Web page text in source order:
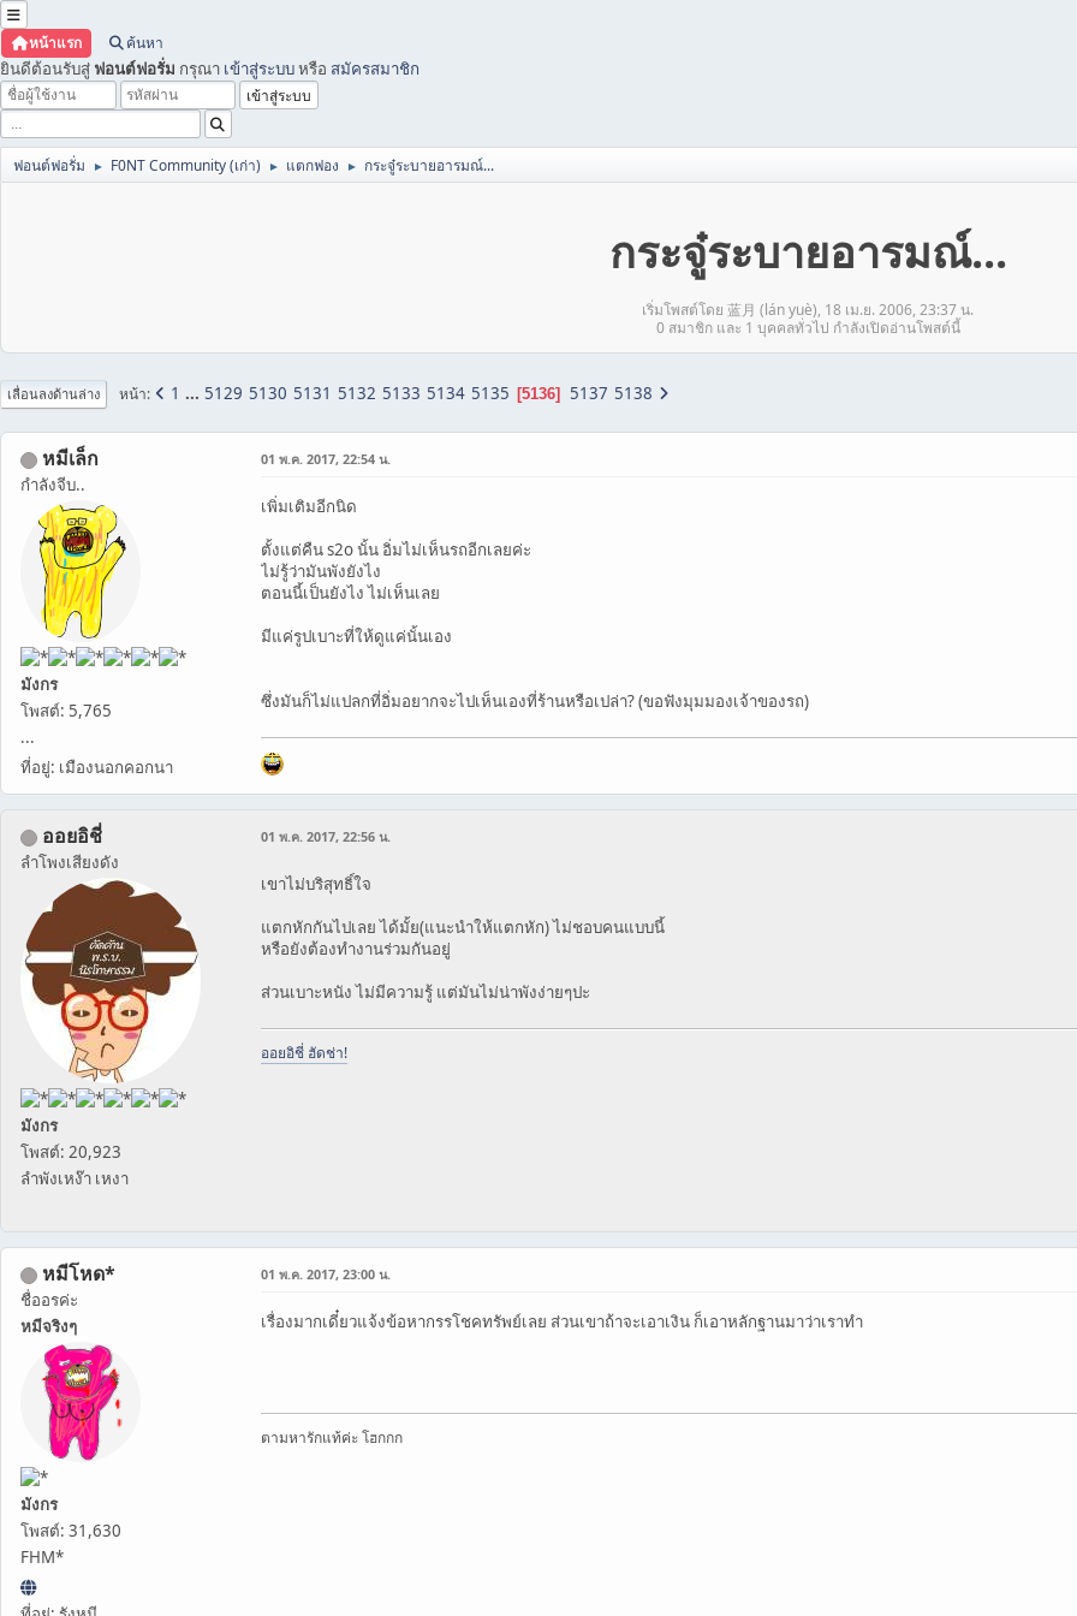
หน้าแรก ค้นหา
ยินดีต้อนรับสู่ ฟอนต์ฟอรั่ม กรุณา เข้าสู่ระบบหรือ สมัครสมาชิก
ฟอนต์ฟอรั่ม ► F0NT Community (เก่า) ► แตกฟอง ► กระจู๋ระบายอารมณ์...
กระจู๋ระบายอารมณ์...
เริ่มโพสต์โดย 蓝月 (lán yuè), 18 เม.ย. 2006, 23:37 น.
0 สมาชิก และ 1 บุคคลทั่วไป กำลังเปิดอ่านโพสต์นี้
เลื่อนลงด้านล่าง หน้า 1 ... 5129 5130 5131 5132 5133 5134 5135 5136 5137 5138
หมีเล็ก
กำลังจีบ..
มังกร
โพสต์: 5,765
...
ที่อยู่: เมืองนอกคอกนา
01 พ.ค. 2017, 22:54 น.
เพิ่มเติมอีกนิด
ตั้งแต่คืน s2o นั้น อิ่มไม่เห็นรถอีกเลยค่ะ
ไม่รู้ว่ามันพังยังไง
ตอนนี้เป็นยังไง ไม่เห็นเลย
มีแค่รูปเบาะที่ให้ดูแค่นั้นเอง
ซึ่งมันก็ไม่แปลกที่อิ่มอยากจะไปเห็นเองที่ร้านหรือเปล่า? (ขอฟังมุมมองเจ้าของรถ)
ออยอิชี่
ลำโพงเสียงดัง
มังกร
โพสต์: 20,923
ลำพังเหง๊า เหงา
01 พ.ค. 2017, 22:56 น.
เขาไม่บริสุทธิ์ใจ
แตกหักกันไปเลย ได้มั้ย(แนะนำให้แตกหัก) ไม่ชอบคนแบบนี้
หรือยังต้องทำงานร่วมกันอยู่
ส่วนเบาะหนัง ไม่มีความรู้ แต่มันไม่น่าพังง่ายๆปะ
ออยอิชี่ ฮัดช่า!
หมีโหด*
ชื่ออรค่ะ
หมีจริงๆ
มังกร
โพสต์: 31,630
FHM*
01 พ.ค. 2017, 23:00 น.
เรื่องมากเดี๋ยวแจ้งข้อหากรรโชคทรัพย์เลย ส่วนเขาถ้าจะเอาเงิน ก็เอาหลักฐานมาว่าเราทำ
ตามหารักแท้ค่ะ โฮกกก